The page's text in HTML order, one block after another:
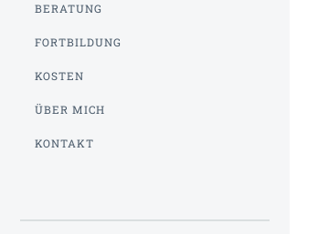
BERATUNG
FORTBILDUNG
KOSTEN
ÜBER MICH
KONTAKT